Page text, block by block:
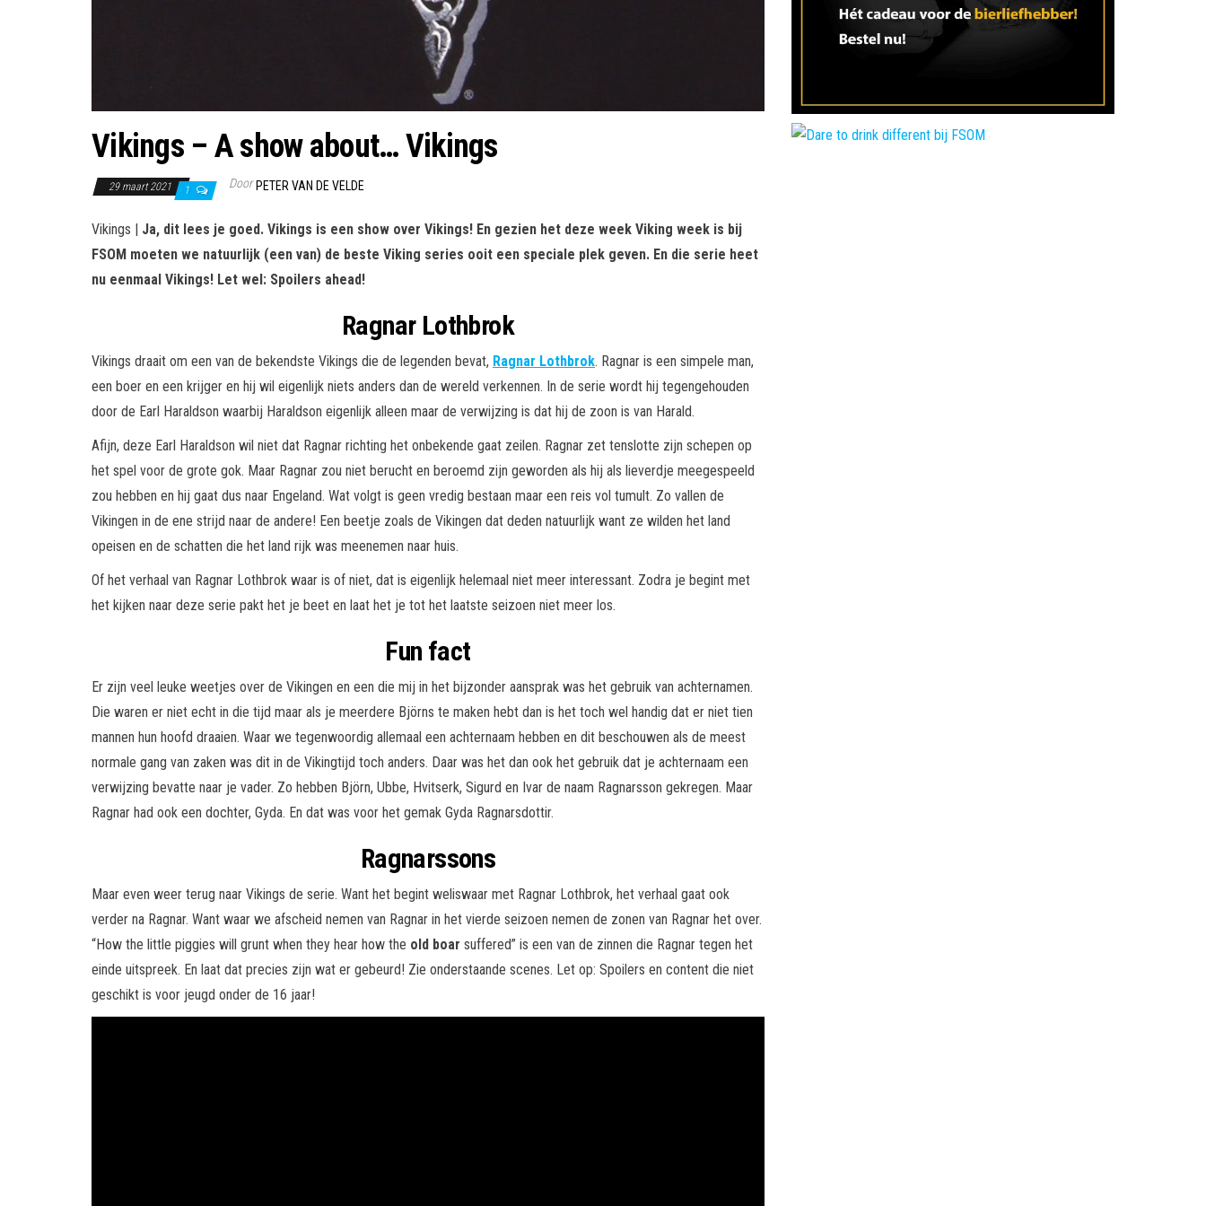
Vikings – A show about… Vikings
29 maart 2021 1 Door PETER VAN DE VELDE
Vikings | Ja, dit lees je goed. Vikings is een show over Vikings! En gezien het deze week Viking week is bij
FSOM moeten we natuurlijk (een van) de beste Viking series ooit een speciale plek geven. En die serie heet
nu eenmaal Vikings! Let wel: Spoilers ahead!
Ragnar Lothbrok
Vikings draait om een van de bekendste Vikings die de legenden bevat, Ragnar Lothbrok. Ragnar is een simpele man,
een boer en een krijger en hij wil eigenlijk niets anders dan de wereld verkennen. In de serie wordt hij tegengehouden
door de Earl Haraldson waarbij Haraldson eigenlijk alleen maar de verwijzing is dat hij de zoon is van Harald.
Afijn, deze Earl Haraldson wil niet dat Ragnar richting het onbekende gaat zeilen. Ragnar zet tenslotte zijn schepen op
het spel voor de grote gok. Maar Ragnar zou niet berucht en beroemd zijn geworden als hij als lieverdje meegespeeld
zou hebben en hij gaat dus naar Engeland. Wat volgt is geen vredig bestaan maar een reis vol tumult. Zo vallen de
Vikingen in de ene strijd naar de andere! Een beetje zoals de Vikingen dat deden natuurlijk want ze wilden het land
opeisen en de schatten die het land rijk was meenemen naar huis.
Of het verhaal van Ragnar Lothbrok waar is of niet, dat is eigenlijk helemaal niet meer interessant. Zodra je begint met
het kijken naar deze serie pakt het je beet en laat het je tot het laatste seizoen niet meer los.
Fun fact
Er zijn veel leuke weetjes over de Vikingen en een die mij in het bijzonder aansprak was het gebruik van achternamen.
Die waren er niet echt in die tijd maar als je meerdere Björns te maken hebt dan is het toch wel handig dat er niet tien
mannen hun hoofd draaien. Waar we tegenwoordig allemaal een achternaam hebben en dit beschouwen als de meest
normale gang van zaken was dit in de Vikingtijd toch anders. Daar was het dan ook het gebruik dat je achternaam een
verwijzing bevatte naar je vader. Zo hebben Björn, Ubbe, Hvitserk, Sigurd en Ivar de naam Ragnarsson gekregen. Maar
Ragnar had ook een dochter, Gyda. En dat was voor het gemak Gyda Ragnarsdottir.
Ragnarssons
Maar even weer terug naar Vikings de serie. Want het begint weliswaar met Ragnar Lothbrok, het verhaal gaat ook
verder na Ragnar. Want waar we afscheid nemen van Ragnar in het vierde seizoen nemen de zonen van Ragnar het over.
“How the little piggies will grunt when they hear how the old boar suffered” is een van de zinnen die Ragnar tegen het
einde uitspreek. En laat dat precies zijn wat er gebeurd! Zie onderstaande scenes. Let op: Spoilers en content die niet
geschikt is voor jeugd onder de 16 jaar!